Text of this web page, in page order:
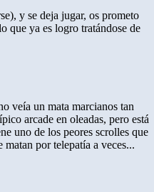
y se deja jugar, os prometo
que ya es logro tratándose de
veía un mata marcianos tan
arcade en oleadas, pero está
uno de los peores scrolles que
por telepatía a veces...